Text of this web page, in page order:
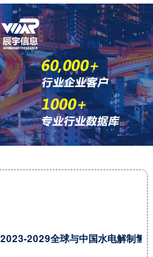
2023-2029全球与中国水电解制氢